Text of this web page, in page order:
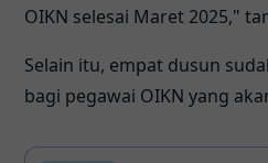
OIKN selesai Maret 2025,"
Selain itu, empat dusun
bagi pegawai OIKN yang